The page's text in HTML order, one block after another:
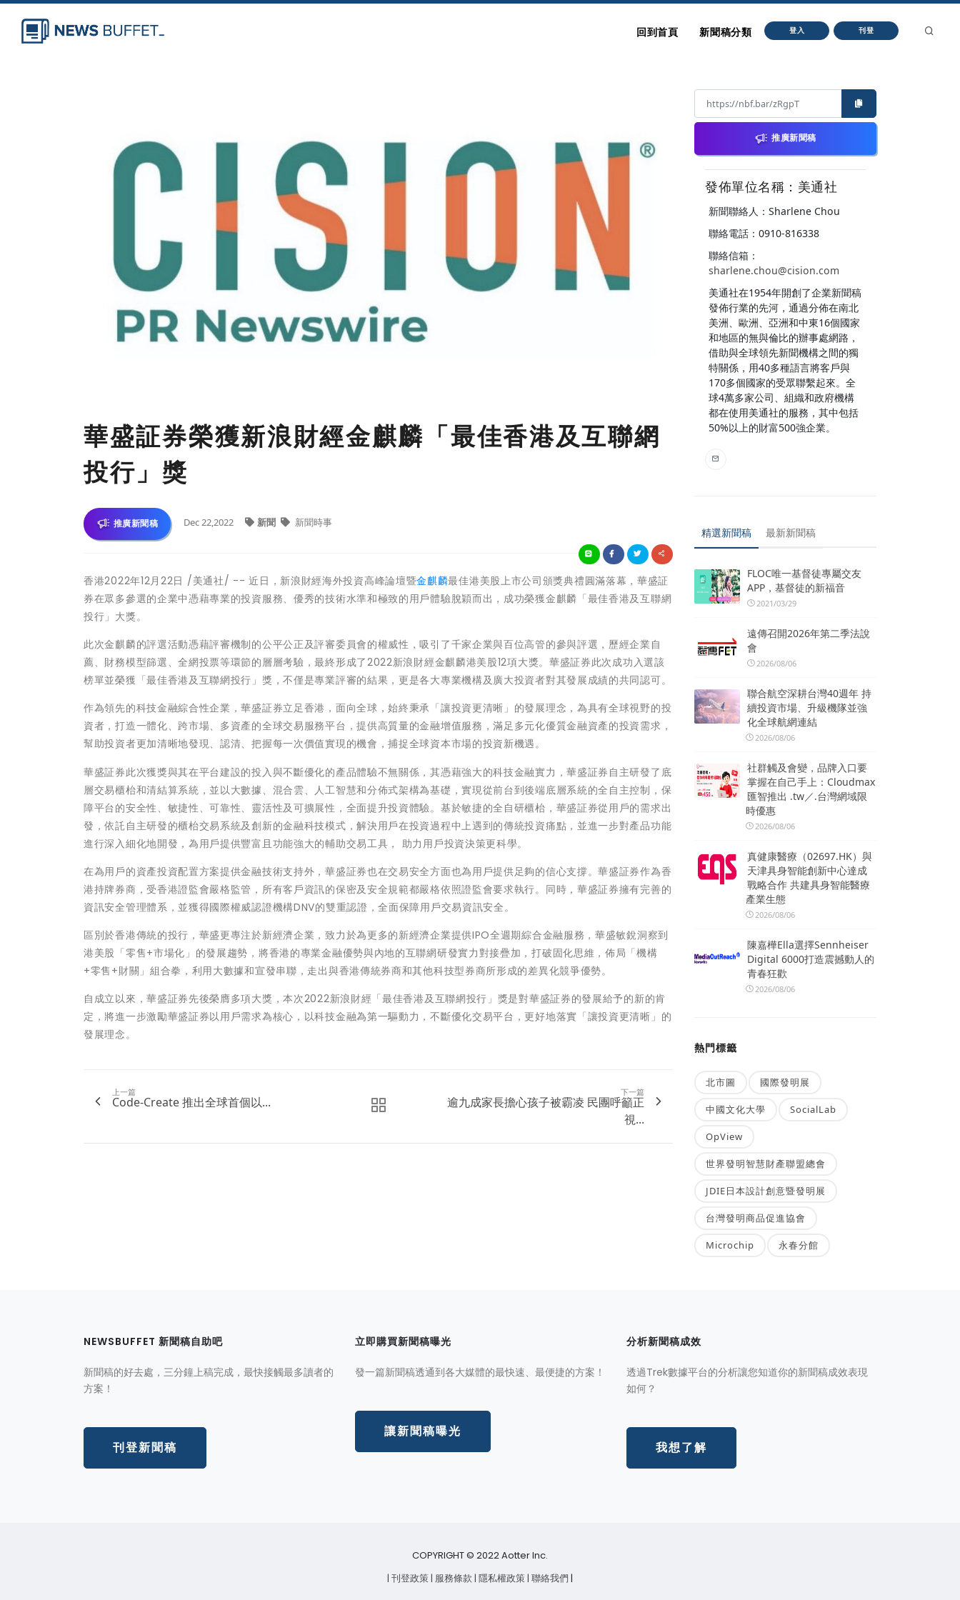
回到首頁 新聞稿分類 登入 刊登
華盛証券榮獲新浪財經金麒麟「最佳香港及互聯網
投行」獎
推廣新聞稿 Dec 22,2022 新聞 新聞時事
香港2022年12月22日 /美通社/ -- 近日，新浪財經海外投資高峰論壇暨金麒麟最佳港美股上市公司頒獎典禮圓滿落幕，華盛証
券在眾多參選的企業中憑藉專業的投資服務、優秀的技術水準和極致的用戶體驗脫穎而出，成功榮獲金麒麟「最佳香港及互聯網
投行」大獎。
此次金麒麟的評選活動憑藉評審機制的公平公正及評審委員會的權威性，吸引了千家企業與百位高管的參與評選，歷經企業自
薦、財務模型篩選、全網投票等環節的層層考驗，最終形成了2022新浪財經金麒麟港美股12項大獎。華盛証券此次成功入選該
榜單並榮獲「最佳香港及互聯網投行」獎，不僅是專業評審的結果，更是各大專業機構及廣大投資者對其發展成績的共同認可。
作為領先的科技金融綜合性企業，華盛証券立足香港，面向全球，始終秉承「讓投資更清晰」的發展理念，為具有全球視野的投
資者，打造一體化、跨市場、多資產的全球交易服務平台，提供高質量的金融增值服務，滿足多元化優質金融資產的投資需求，
幫助投資者更加清晰地發現、認清、把握每一次價值實現的機會，捕捉全球資本市場的投資新機遇。
華盛証券此次獲獎與其在平台建設的投入與不斷優化的產品體驗不無關係，其憑藉強大的科技金融實力，華盛証券自主研發了底
層交易櫃枱和清結算系統，並以大數據、混合雲、人工智慧和分佈式架構為基礎，實現從前台到後端底層系統的全自主控制，保
障平台的安全性、敏捷性、可靠性、靈活性及可擴展性，全面提升投資體驗。基於敏捷的全自研櫃枱，華盛証券從用戶的需求出
發，依託自主研發的櫃枱交易系統及創新的金融科技模式，解決用戶在投資過程中上遇到的傳統投資痛點，並進一步對產品功能
進行深入細化地開發，為用戶提供豐富且功能強大的輔助交易工具， 助力用戶投資決策更科學。
在為用戶的資產投資配置方案提供金融技術支持外，華盛証券也在交易安全方面也為用戶提供足夠的信心支撐。華盛証券作為香
港持牌券商，受香港證監會嚴格監管，所有客戶資訊的保密及安全規範都嚴格依照證監會要求執行。同時，華盛証券擁有完善的
資訊安全管理體系，並獲得國際權威認證機構DNV的雙重認證，全面保障用戶交易資訊安全。
區別於香港傳統的投行，華盛更專注於新經濟企業，致力於為更多的新經濟企業提供IPO全週期綜合金融服務，華盛敏銳洞察到
港美股「零售+市場化」的發展趨勢，將香港的專業金融優勢與內地的互聯網研發實力對接疊加，打破固化思維，佈局「機構
+零售+財關」組合拳，利用大數據和宣發串聯，走出與香港傳統券商和其他科技型券商所形成的差異化競爭優勢。
自成立以來，華盛証券先後榮膺多項大獎，本次2022新浪財經「最佳香港及互聯網投行」獎是對華盛証券的發展給予的新的肯
定，將進一步激勵華盛証券以用戶需求為核心，以科技金融為第一驅動力，不斷優化交易平台，更好地落實「讓投資更清晰」的
發展理念。
上一篇
Code-Create 推出全球首個以...
下一篇
逾九成家長擔心孩子被霸凌 民團呼籲正
視...
推廣新聞稿
發佈單位名稱：美通社
新聞聯絡人：Sharlene Chou
聯絡電話：0910-816338
聯絡信箱：
sharlene.chou@cision.com
美通社在1954年開創了企業新聞稿
發佈行業的先河，通過分佈在南北
美洲、歐洲、亞洲和中東16個國家
和地區的無與倫比的辦事處網路，
借助與全球領先新聞機構之間的獨
特關係，用40多種語言將客戶與
170多個國家的受眾聯繫起來。全
球4萬多家公司、組織和政府機構
都在使用美通社的服務，其中包括
50%以上的財富500強企業。
精選新聞稿 最新新聞稿
FLOC唯一基督徒專屬交友
APP，基督徒的新福音
2021/03/29
遠傳召開2026年第二季法說
會
2026/08/06
聯合航空深耕台灣40週年 持
續投資市場、升級機隊並強
化全球航網連結
2026/08/06
社群觸及會變，品牌入口要
掌握在自己手上：Cloudmax
匯智推出 .tw／.台灣網域限
時優惠
2026/08/06
真健康醫療（02697.HK）與
天津具身智能創新中心達成
戰略合作 共建具身智能醫療
產業生態
2026/08/06
陳嘉樺Ella選擇Sennheiser
Digital 6000打造震撼動人的
青春狂歡
2026/08/06
熱門標籤
北市圖 國際發明展
中國文化大學 SocialLab
OpView
世界發明智慧財產聯盟總會
JDIE日本設計創意暨發明展
台灣發明商品促進協會
Microchip 永春分館
NEWSBUFFET 新聞稿自助吧
新聞稿的好去處，三分鐘上稿完成，最快接觸最多讀者的
方案！
刊登新聞稿
立即購買新聞稿曝光
發一篇新聞稿透通到各大媒體的最快速、最便捷的方案！
讓新聞稿曝光
分析新聞稿成效
透過Trek數據平台的分析讓您知道你的新聞稿成效表現
如何？
我想了解
COPYRIGHT © 2022 Aotter Inc.
| 刊登政策| 服務條款| 隱私權政策| 聯絡我們 |